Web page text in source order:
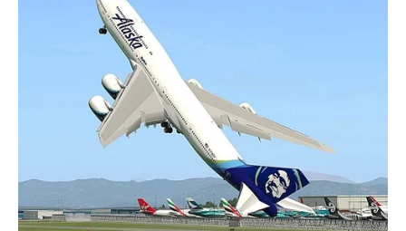
Jedna osoba će pokušati da vas vrati u prošlost, ali vi
morate odlučiti da li ta priča zaista zaslužuje još jednu
Zvezde vam poručuju da ne pristajete na odnose u kojima
samo vi dajete sve od sebe.
Škorpija